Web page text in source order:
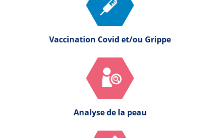
Vaccination Covid et/ou Grippe
Analyse de la peau